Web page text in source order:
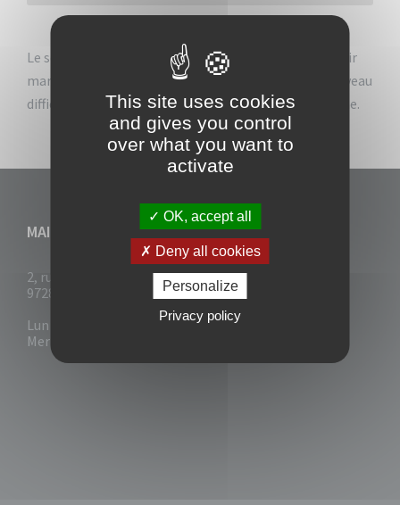
Le service sport de la Ville du Vauclin vous invite à venir
marcher avec eux pour une randonnée de niveau 3 (niveau
difficile) dans différents quartiers du secteur Montagne.
MAIRIE DU VAUCLIN
2, rue Collignon
97280 Le Vauclin
Lun - Mar : 7h30- 13h & 14h-17h
Mer-Jeu-Vend : 7h30 - 13h30
This site uses cookies
and gives you control
over what you want to
activate
OK, accept all
Deny all cookies
Personalize
Privacy policy